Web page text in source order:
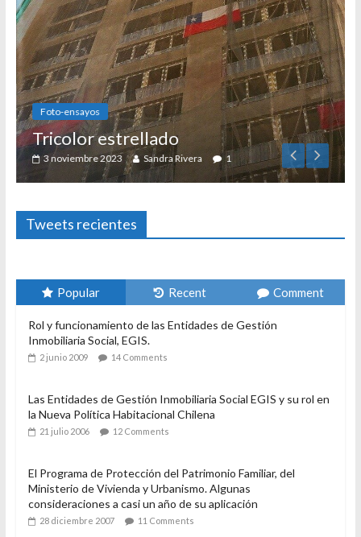
Foto-ensayos
Tricolor estrellado
3 noviembre 2023 Sandra Rivera 1
Tweets recientes
Popular Recent Comment
Rol y funcionamiento de las Entidades de Gestión
Inmobiliaria Social, EGIS.
2 junio 2009 14 Comments
Las Entidades de Gestión Inmobiliaria Social EGIS y su rol en
la Nueva Política Habitacional Chilena
21 julio 2006 12 Comments
El Programa de Protección del Patrimonio Familiar, del
Ministerio de Vivienda y Urbanismo. Algunas
consideraciones a casi un año de su aplicación
28 diciembre 2007 11 Comments